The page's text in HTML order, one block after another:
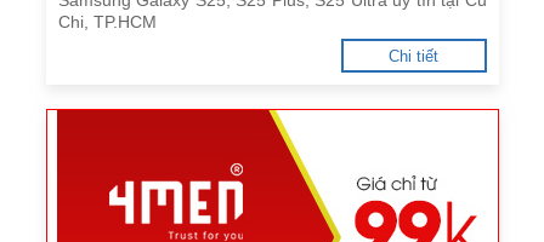
Chi, TP.HCM
Chi tiết